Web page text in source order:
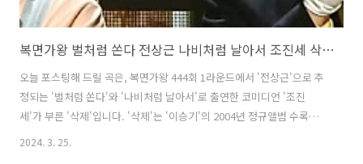
복면가왕 벌처럼 쏜다 전상근 나비처럼 날아서 조진세 삭제 이승기 가사 노래 뮤비 곡정보
오늘 포스팅해 드릴 곡은, 복면가왕 444회 1라운드에서 '전상근'으로 추
정되는 '벌처럼 쏜다'와 '나비처럼 날아서'로 출연한 코미디언 '조진
세'가 부른 '삭제'입니다. '삭제'는 '이승기'의 2004년 정규앨범 수록곡
으로, 가수 '싸이'가 작사, 작곡했습니다. '벌처럼 쏜다'가 꿀 떨어지는 미
2024. 3. 25.